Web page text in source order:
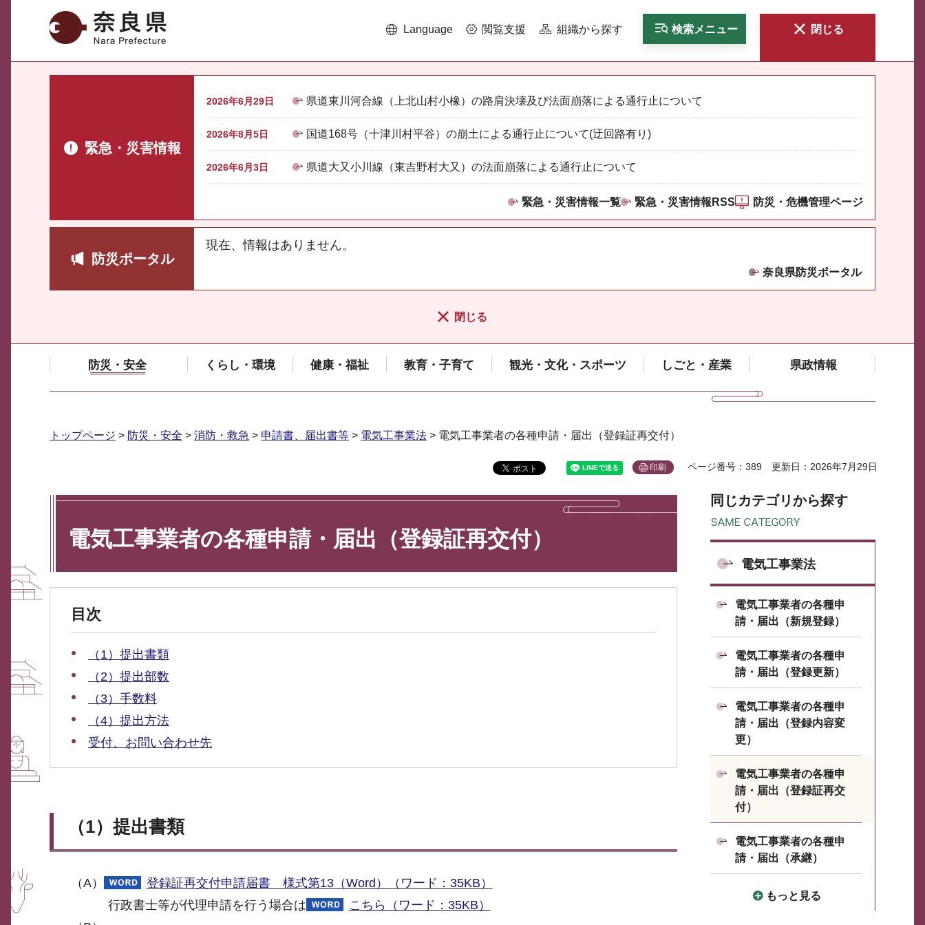
奈良県 Language 閲覧支援 組織から探す 検索メニュー 閉じる
緊急・災害情報
2026年6月29日 県道東川河合線（上北山村小橡）の路肩決壊及び法面崩落による通行止について
2026年8月5日 国道168号（十津川村平谷）の崩土による通行止について(迂回路有り)
2026年6月3日 県道大又小川線（東吉野村大又）の法面崩落による通行止について
緊急・災害情報一覧 緊急・災害情報RSS 防災・危機管理ページ
防災ポータル
現在、情報はありません。
奈良県防災ポータル
閉じる
防災・安全 くらし・環境 健康・福祉 教育・子育て 観光・文化・スポーツ しごと・産業 県政情報
トップページ > 防災・安全 > 消防・救急 > 申請書、届出書等 > 電気工事業法 > 電気工事業者の各種申請・届出（登録証再交付）
印刷 ページ番号：389 更新日：2026年7月29日
電気工事業者の各種申請・届出（登録証再交付）
目次
（1）提出書類
（2）提出部数
（3）手数料
（4）提出方法
受付、お問い合わせ先
（1）提出書類
（A）
登録証再交付申請届書 様式第13（Word）（ワード：35KB）
行政書士等が代理申請を行う場合は
こちら（ワード：35KB）
同じカテゴリから探す
電気工事業法
電気工事業者の各種申
請・届出（新規登録）
電気工事業者の各種申
請・届出（登録更新）
電気工事業者の各種申
請・届出（登録内容変
更）
電気工事業者の各種申
請・届出（登録証再交
付）
電気工事業者の各種申
請・届出（承継）
もっと見る